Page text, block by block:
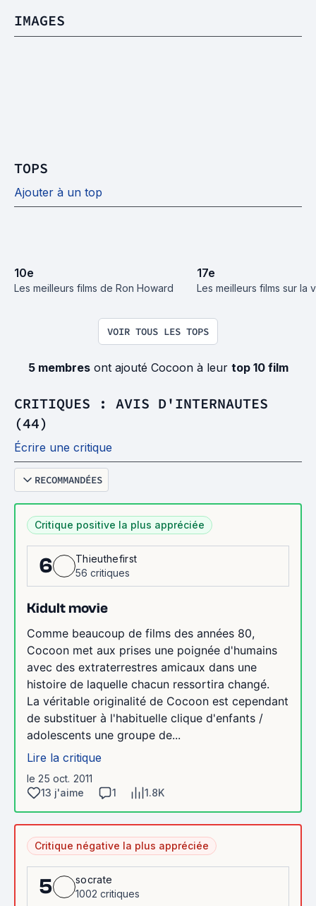
IMAGES
TOPS
Ajouter à un top
10e
Les meilleurs films de Ron Howard
17e
Les meilleurs films sur la
VOIR TOUS LES TOPS
5 membresont ajouté Cocoon à leur top 10 film
CRITIQUES : AVIS D'INTERNAUTES
(44)
Écrire une critique
RECOMMANDÉES
Critique positive la plus appréciée
6
Thieuthefirst
56 critiques
Kidult movie
Comme beaucoup de films des années 80,
Cocoon met aux prises une poignée d'humains
avec des extraterrestres amicaux dans une
histoire de laquelle chacun ressortira changé.
La véritable originalité de Cocoon est cependant
de substituer à l'habituelle clique d'enfants /
adolescents une groupe de...
Lire la critique
le 25 oct. 2011
13 j'aime
1 1.8K
Critique négative la plus appréciée
5
socrate
1002 critiques